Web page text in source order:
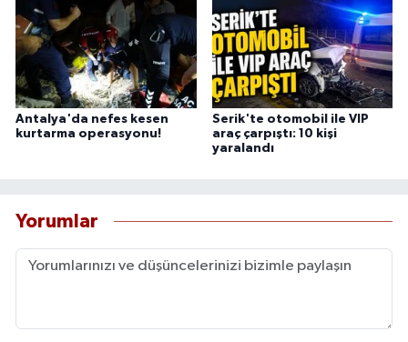
Antalya'da nefes kesen
kurtarma operasyonu!
Serik'te otomobil ile VIP
araç çarpıştı: 10 kişi
yaralandı
Yorumlar